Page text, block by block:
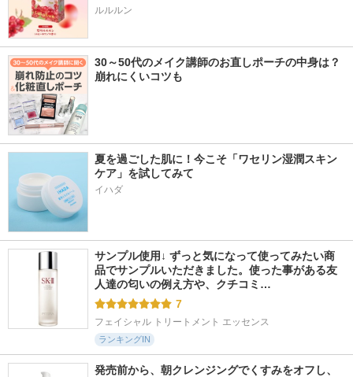
ルルルン
30～50代のメイク講師のお直しポーチの中身は？
崩れにくいコツも
夏を過ごした肌に！今こそ「ワセリン湿潤スキン
ケア」を試してみて
イハダ
サンプル使用↓ ずっと気になって使ってみたい商
品でサンプルいただきました。使った事がある友
人達の匂いの例え方や、クチコミ…
7
フェイシャル トリートメント エッセンス
ランキングIN
発売前から、朝クレンジングでくすみをオフし、